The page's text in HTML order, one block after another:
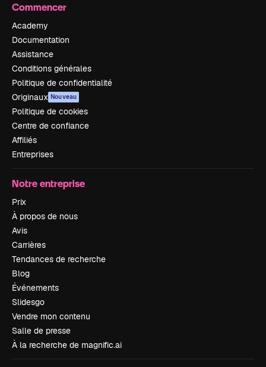
Commencer
Academy
Documentation
Assistance
Conditions générales
Politique de confidentialité
Originaux Nouveau
Politique de cookies
Centre de confiance
Affiliés
Entreprises
Notre entreprise
Prix
À propos de nous
Avis
Carrières
Tendances de recherche
Blog
Événements
Slidesgo
Vendre mon contenu
Salle de presse
À la recherche de magnific.ai